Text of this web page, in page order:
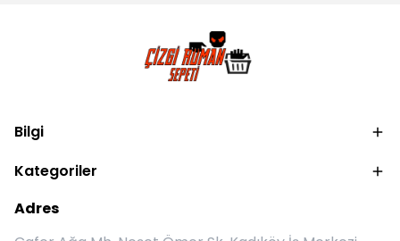
Bilgi
Kategoriler
Adres